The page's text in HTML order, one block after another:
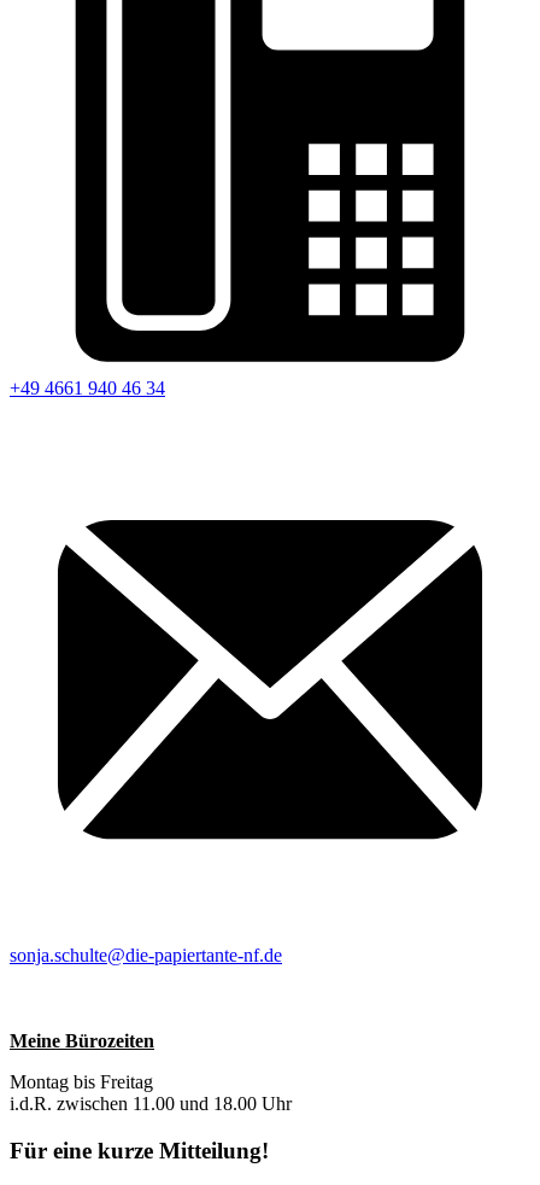
+49 4661 940 46 34
sonja.schulte@die-papiertante-nf.de
Meine Bürozeiten
Montag bis Freitag
i.d.R. zwischen 11.00 und 18.00 Uhr
Für eine kurze Mitteilung!